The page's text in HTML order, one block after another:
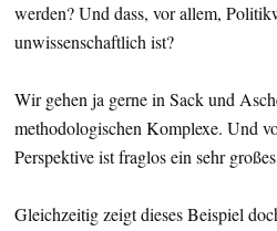
werden? Und dass, vor allem,
unwissenschaftlich ist?
Wir gehen ja gerne in Sack und
methodologischen Komplexe. Und
Perspektive ist fraglos ein sehr
Gleichzeitig zeigt dieses Beispiel